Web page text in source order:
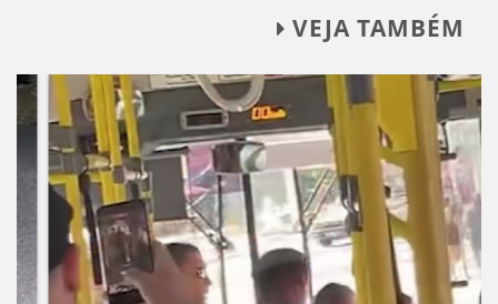
VEJA TAMBÉM